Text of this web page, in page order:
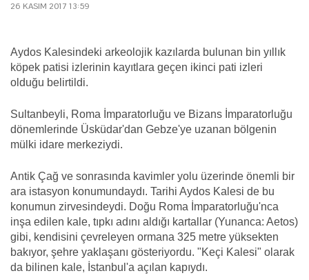
26 KASIM 2017 13:59
Aydos Kalesindeki arkeolojik kazılarda bulunan bin yıllık
köpek patisi izlerinin kayıtlara geçen ikinci pati izleri
olduğu belirtildi.
Sultanbeyli, Roma İmparatorluğu ve Bizans İmparatorluğu
dönemlerinde Üsküdar'dan Gebze'ye uzanan bölgenin
mülki idare merkeziydi.
Antik Çağ ve sonrasında kavimler yolu üzerinde önemli bir
ara istasyon konumundaydı. Tarihi Aydos Kalesi de bu
konumun zirvesindeydi. Doğu Roma İmparatorluğu'nca
inşa edilen kale, tıpkı adını aldığı kartallar (Yunanca: Aetos)
gibi, kendisini çevreleyen ormana 325 metre yüksekten
bakıyor, şehre yaklaşanı gösteriyordu. "Keçi Kalesi" olarak
da bilinen kale, İstanbul'a açılan kapıydı.